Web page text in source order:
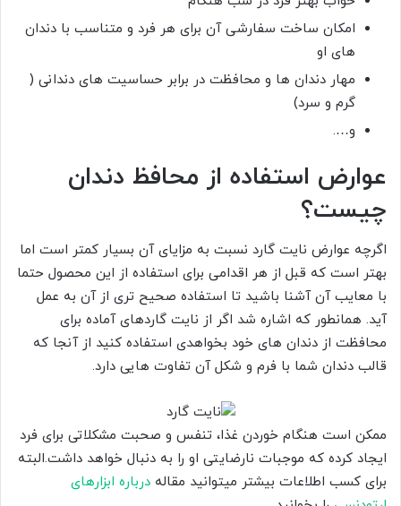
امکان ساخت سفارشی آن برای هر فرد و متناسب با دندان
های او
مهار دندان ها و محافظت در برابر حساسیت های دندانی (
گرم و سرد)
و….
عوارض استفاده از محافظ دندان
چیست؟
اگرچه عوارض نایت گارد نسبت به مزایای آن بسیار کمتر است اما
بهتر است که قبل از هر اقدامی برای استفاده از این محصول حتما
با معایب آن آشنا باشید تا استفاده صحیح تری از آن به عمل
آید. همانطور که اشاره شد اگر از نایت گاردهای آماده برای
محافظت از دندان های خود بخواهدی استفاده کنید از آنجا که
قالب دندان شما با فرم و شکل آن تفاوت هایی دارد.
ممکن است هنگام خوردن غذا، تنفس و صحبت مشکلاتی برای فرد
ایجاد کرده که موجبات نارضایتی او را به دنبال خواهد داشت.البته
برای کسب اطلاعات بیشتر میتوانید مقاله درباره ابزارهای